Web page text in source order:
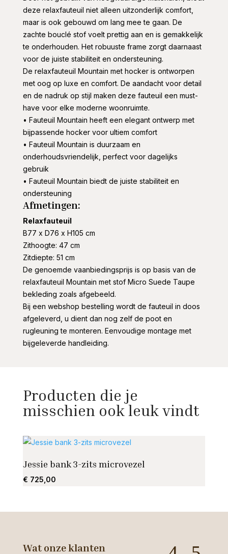
deze relaxfauteuil niet alleen uitzonderlijk comfort,
maar is ook gebouwd om lang mee te gaan. De
zachte bouclé stof voelt prettig aan en is gemakkelijk
te onderhouden. Het robuuste frame zorgt daarnaast
voor de juiste stabiliteit en ondersteuning.
De relaxfauteuil Mountain met hocker is ontworpen
met oog op luxe en comfort. De aandacht voor detail
en de nadruk op stijl maken deze fauteuil een must-
have voor elke moderne woonruimte.
• Fauteuil Mountain heeft een elegant ontwerp met
bijpassende hocker voor ultiem comfort
• Fauteuil Mountain is duurzaam en
onderhoudsvriendelijk, perfect voor dagelijks
gebruik
• Fauteuil Mountain biedt de juiste stabiliteit en
ondersteuning
Afmetingen:
Relaxfauteuil
B77 x D76 x H105 cm
Zithoogte: 47 cm
Zitdiepte: 51 cm
De genoemde vaanbiedingsprijs is op basis van de
relaxfauteuil Mountain met stof Micro Suede Taupe
bekleding zoals afgebeeld.
Bij een webshop bestelling wordt de fauteuil in doos
afgeleverd, u dient dan nog zelf de poot en
rugleuning te monteren. Eenvoudige montage met
bijgeleverde handleiding.
Producten die je
misschien ook leuk vindt
Jessie bank 3-zits microvezel
€ 725,00
Wat onze klanten